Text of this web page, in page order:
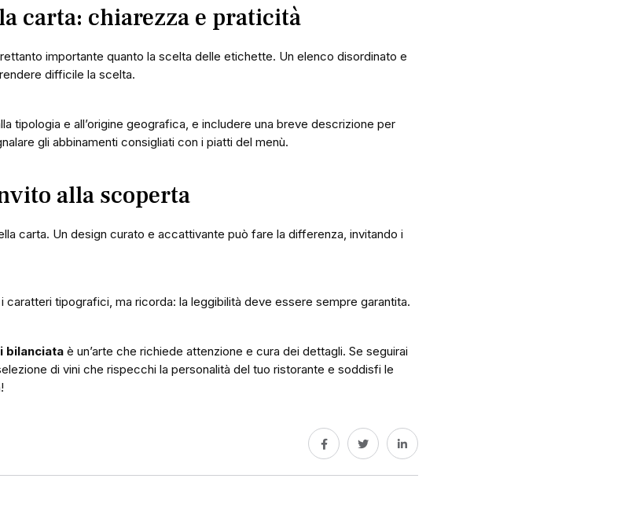
carta: chiarezza e praticità
importante quanto la scelta delle etichette. Un elenco disordinato e
difficile la scelta.
tipologia e all’origine geografica, e includere una breve descrizione per
gli abbinamenti consigliati con i piatti del menù.
alla scoperta
carta. Un design curato e accattivante può fare la differenza, invitando i
caratteri tipografici, ma ricorda: la leggibilità deve essere sempre garantita.
bilanciata è un’arte che richiede attenzione e cura dei dettagli. Se seguirai
di vini che rispecchi la personalità del tuo ristorante e soddisfi le